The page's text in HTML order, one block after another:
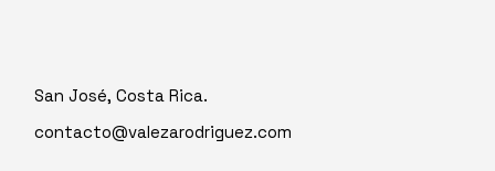
San José, Costa Rica.
contacto@valezarodriguez.com